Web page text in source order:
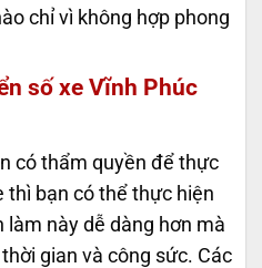
chỉ vì không hợp phong
số xe Vĩnh Phúc
có thẩm quyền để thực
thì bạn có thể thực hiện
này dễ dàng hơn mà
gian và công sức. Các